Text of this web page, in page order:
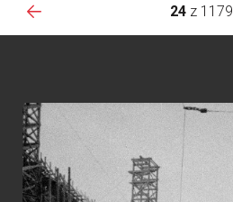
24 z 1179